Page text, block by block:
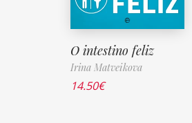
O intestino feliz
Irina Matveikova
14.50€